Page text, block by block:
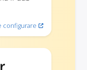
configurare